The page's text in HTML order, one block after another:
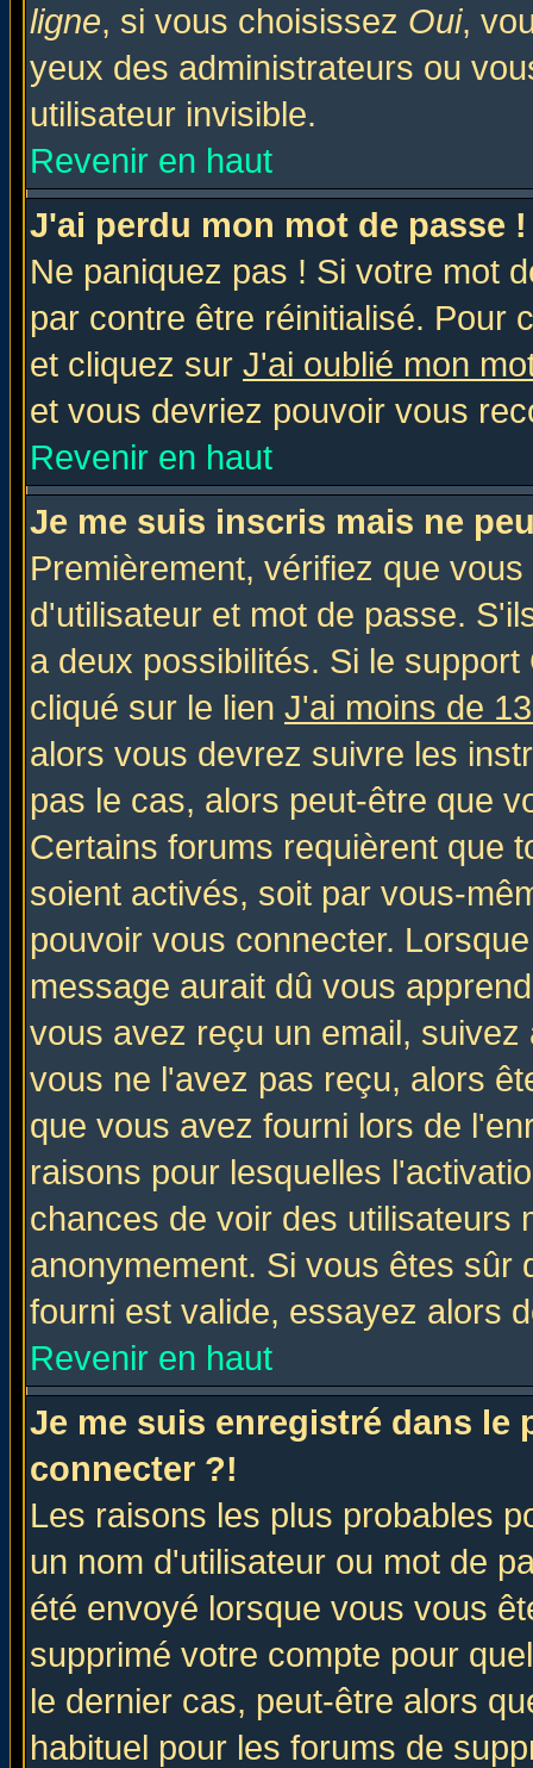
ligne, si vous choisissez Oui,
yeux des administrateurs ou
utilisateur invisible.
Revenir en haut
J'ai perdu mon mot de passe !
Ne paniquez pas ! Si votre mot
par contre être réinitialisé. Pour
et cliquez sur J'ai oublié mon
et vous devriez pouvoir vous
Revenir en haut
Je me suis inscris mais ne
Premièrement, vérifiez que
d'utilisateur et mot de passe.
a deux possibilités. Si le
cliqué sur le lien J'ai moins de
alors vous devrez suivre les
pas le cas, alors peut-être que
Certains forums requièrent que
soient activés, soit par vous-
pouvoir vous connecter.
message aurait dû vous
vous avez reçu un email,
vous ne l'avez pas reçu, alors
que vous avez fourni lors de
raisons pour lesquelles
chances de voir des utilisateurs
anonymement. Si vous êtes sûr
fourni est valide, essayez alors
Revenir en haut
Je me suis enregistré dans le
connecter ?!
Les raisons les plus probables
un nom d'utilisateur ou mot de
été envoyé lorsque vous vous
supprimé votre compte pour
le dernier cas, peut-être alors
habituel pour les forums de